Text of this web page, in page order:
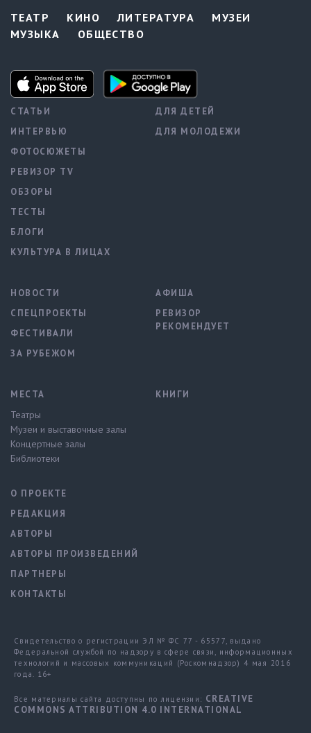
ТЕАТР КИНО ЛИТЕРАТУРА
МУЗЕИ
МУЗЫКА
ОБЩЕСТВО
СТАТЬИ
ИНТЕРВЬЮ
ФОТОСЮЖЕТЫ
РЕВИЗОР TV
ОБЗОРЫ
ТЕСТЫ
БЛОГИ
КУЛЬТУРА В ЛИЦАХ
ДЛЯ ДЕТЕЙ
ДЛЯ МОЛОДЕЖИ
НОВОСТИ
СПЕЦПРОЕКТЫ
ФЕСТИВАЛИ
ЗА РУБЕЖОМ
АФИША
РЕВИЗОР
РЕКОМЕНДУЕТ
МЕСТА
Театры
Музеи и выставочные залы
Концертные залы
Библиотеки
КНИГИ
О ПРОЕКТЕ
РЕДАКЦИЯ
АВТОРЫ
АВТОРЫ ПРОИЗВЕДЕНИЙ
ПАРТНЕРЫ
КОНТАКТЫ
Свидетельство о регистрации ЭЛ № ФС 77 - 65577, выдано
Федеральной службой по надзору в сфере связи, информационных
технологий и массовых коммуникаций (Роскомнадзор) 4 мая 2016
года. 16+
Все материалы сайта доступны по лицензии: CREATIVE
COMMONS ATTRIBUTION 4.0 INTERNATIONAL